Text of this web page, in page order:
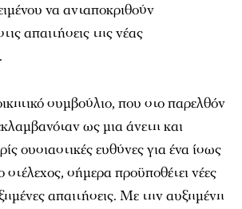
να ανταποκριθούν
απαιτήσεις της νέας
συμβούλιο, που στο παρελθόν
ως μια άνετη και
ουσιαστικές ευθύνες για ένα ίσως
στέλεχος, σήμερα προϋποθέτει νέες
απαιτήσεις. Με την αυξημένη